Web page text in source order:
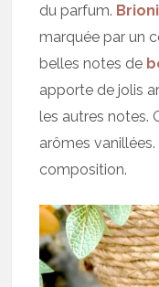
du parfum.
marquée par un
belles notes de
apporte de jolis
les autres notes.
arômes
composition.